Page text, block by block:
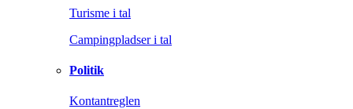
Turisme i tal
Campingpladser i tal
Politik
Kontantreglen